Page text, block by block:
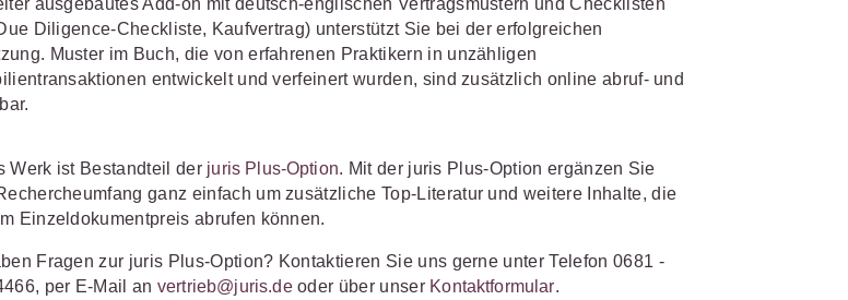
IT-und Medienrecht
Kanzleimanagement
Miet- und
Wohneigentumsrecht
Wettbewerbs- und
Immaterialgüterrecht
Zivil- und Zivilprozessrecht
ausgebautes Add-on mit deutsch-englischen Vertragsmustern und Checklisten
Diligence-Checkliste, Kaufvertrag) unterstützt Sie bei der erfolgreichen
Muster im Buch, die von erfahrenen Praktikern in unzähligen
entwickelt und verfeinert wurden, sind zusätzlich online abruf- und
Werk ist Bestandteil der juris Plus-Option. Mit der juris Plus-Option ergänzen Sie
ganz einfach um zusätzliche Top-Literatur und weitere Inhalte, die
Einzeldokumentpreis abrufen können.
Fragen zur juris Plus-Option? Kontaktieren Sie uns gerne unter Telefon 0681 -
per E-Mail anvertrieb@juris.deoder über unser Kontaktformular.